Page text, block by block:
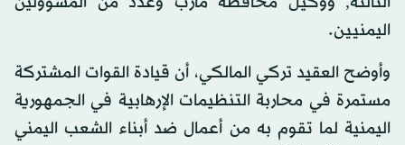
اليمنيين.
وأوضح العقيد تركي المالكي، أن قيادة القوات المشتركة
مستمرة في محاربة التنظيمات الإرهابية في الجمهورية
اليمنية لما تقوم به من أعمال ضد أبناء الشعب اليمني